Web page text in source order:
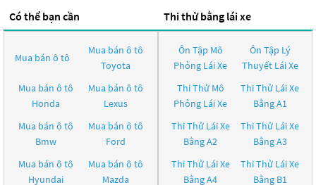
Có thể bạn cần
Mua bán ô tô
Mua bán ô tô
Toyota
Mua bán ô tô
Honda
Mua bán ô tô
Lexus
Mua bán ô tô
Bmw
Mua bán ô tô
Ford
Mua bán ô tô
Hyundai
Mua bán ô tô
Mazda
Thi thử bằng lái xe
Ôn Tập Mô
Phỏng Lái Xe
Ôn Tập Lý
Thuyết Lái Xe
Thi Thử Mô
Phỏng Lái Xe
Thi Thử Lái Xe
Bằng A1
Thi Thử Lái Xe
Bằng A2
Thi Thử Lái Xe
Bằng A3
Thi Thử Lái Xe
Bằng A4
Thi Thử Lái Xe
Bằng B1